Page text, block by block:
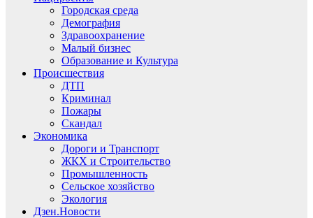
Городская среда
Демография
Здравоохранение
Малый бизнес
Образование и Культура
Происшествия
ДТП
Криминал
Пожары
Скандал
Экономика
Дороги и Транспорт
ЖКХ и Строительство
Промышленность
Сельское хозяйство
Экология
Дзен.Новости